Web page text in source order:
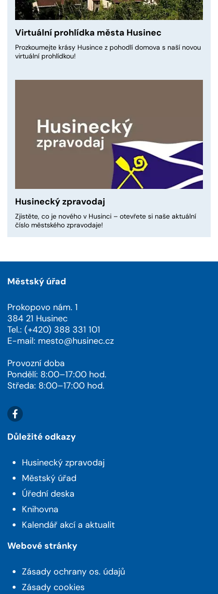
Virtuální prohlídka města Husinec
Prozkoumejte krásy Husince z pohodlí domova s naší novou
virtuální prohlídkou!
Husinecký zpravodaj
Zjistěte, co je nového v Husinci – otevřete si naše aktuální
číslo městského zpravodaje!
Městský úřad
Prokopovo nám. 1
384 21 Husinec
Tel.: (+420) 388 331 101
E-mail: mesto@husinec.cz
Provozní doba
Pondělí: 8:00–17:00 hod.
Středa: 8:00–17:00 hod.
Důležité odkazy
Husinecký zpravodaj
Městský úřad
Úřední deska
Knihovna
Kalendář akcí a aktualit
Webové stránky
Zásady ochrany os. údajů
Zásady cookies